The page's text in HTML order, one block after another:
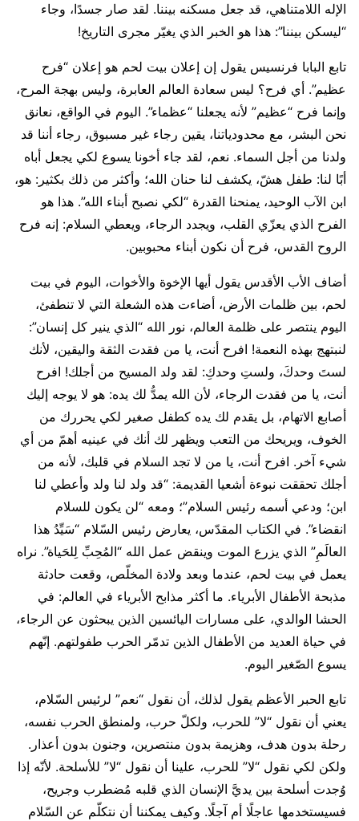
الإله اللامتناهي، قد جعل مسكنه بيننا. لقد صار جسدًا، وجاء
“ليسكن بيننا”: هذا هو الخبر الذي يغيّر مجرى التاريخ!
تابع البابا فرنسيس يقول إن إعلان بيت لحم هو إعلان “فرح
عظيم”. أي فرح؟ ليس سعادة العالم العابرة، وليس بهجة المرح،
وإنما فرح “عظيم” لأنه يجعلنا “عظماء”. اليوم في الواقع، نعانق
نحن البشر، مع محدودياتنا، يقين رجاء غير مسبوق، رجاء أننا قد
ولدنا من أجل السماء. نعم، لقد جاء أخونا يسوع لكي يجعل أباه
أبًا لنا: طفل هشّ، يكشف لنا حنان الله؛ وأكثر من ذلك بكثير: هو،
ابن الآب الوحيد، يمنحنا القدرة “لكي نصبح أبناء الله”. هذا هو
الفرح الذي يعزّي القلب، ويجدد الرجاء، ويعطي السلام: إنه فرح
الروح القدس، فرح أن نكون أبناء محبوبين.
أضاف الأب الأقدس يقول أيها الإخوة والأخوات، اليوم في بيت
لحم، بين ظلمات الأرض، أضاءت هذه الشعلة التي لا تنطفئ،
اليوم ينتصر على ظلمة العالم، نور الله “الذي ينير كل إنسان”:
لنبتهج بهذه النعمة! افرح أنت، يا من فقدت الثقة واليقين، لأنك
لستَ وحدكَ، ولستِ وحدكِ: لقد ولد المسيح من أجلك! افرح
أنت، يا من فقدت الرجاء، لأن الله يمدُّ لك يده: هو لا يوجه إليك
أصابع الاتهام، بل يقدم لك يده كطفل صغير لكي يحررك من
الخوف، ويريحك من التعب ويظهر لك أنك في عينيه أهمّ من أي
شيء آخر. افرح أنت، يا من لا تجد السلام في قلبك، لأنه من
أجلك تحققت نبوءة أشعيا القديمة: “قد ولد لنا ولد وأعطي لنا
ابن؛ ودعي أسمه رئيس السلام”؛ ومعه “لن يكون للسلام
انقضاء”. في الكتاب المقدّس، يعارض رئيس السّلام “سَيِّدُ هذا
العالَمِ” الذي يزرع الموت وينقض عمل الله “المُحِبِّ لِلحَياة”. نراه
يعمل في بيت لحم، عندما وبعد ولادة المخلّص، وقعت حادثة
مذبحة الأطفال الأبرياء. ما أكثر مذابح الأبرياء في العالم: في
الحشا الوالدي، على مسارات اليائسين الذين يبحثون عن الرجاء،
في حياة العديد من الأطفال الذين تدمّر الحرب طفولتهم. إنّهم
يسوع الصّغير اليوم.
تابع الحبر الأعظم يقول لذلك، أن نقول “نعم” لرئيس السّلام،
يعني أن نقول “لا” للحرب، ولكلّ حرب، ولمنطق الحرب نفسه،
رحلة بدون هدف، وهزيمة بدون منتصرين، وجنون بدون أعذار.
ولكن لكي نقول “لا” للحرب، علينا أن نقول “لا” للأسلحة. لأنّه إذا
وُجدت أسلحة بين يديَّ الإنسان الذي قلبه مُضطرب وجريح،
فسيستخدمها عاجلًا أم آجلًا. وكيف يمكننا أن نتكلّم عن السّلام